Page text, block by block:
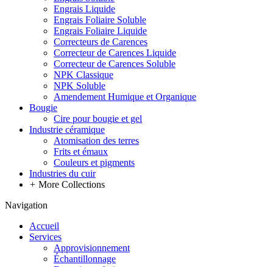
Engrais Liquide
Engrais Foliaire Soluble
Engrais Foliaire Liquide
Correcteurs de Carences
Correcteur de Carences Liquide
Correcteur de Carences Soluble
NPK Classique
NPK Soluble
Amendement Humique et Organique
Bougie
Cire pour bougie et gel
Industrie céramique
Atomisation des terres
Frits et émaux
Couleurs et pigments
Industries du cuir
+ More Collections
Navigation
Accueil
Services
Approvisionnement
Échantillonnage